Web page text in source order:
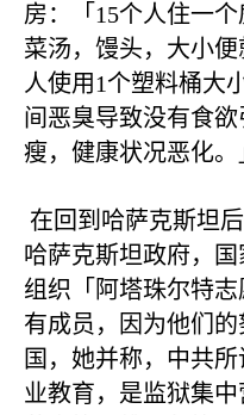
房：「 15个人住一
菜汤，馒头，大小
人使用1个塑料桶大
间恶臭导致没有食
瘦，健康状况恶化。
在回到哈萨克斯坦
哈萨克斯坦政府，
组织「阿塔珠尔特志
有成员，因为他们
国，她并称，中共
业教育，是监狱集